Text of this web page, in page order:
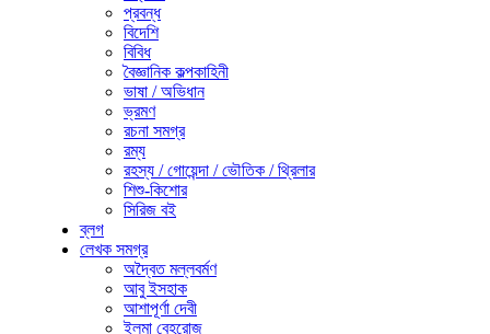
প্রবন্ধ
বিদেশি
বিবিধ
বৈজ্ঞানিক কল্পকাহিনী
ভাষা / অভিধান
ভ্রমণ
রচনা সমগ্র
রম্য
রহস্য / গোয়েন্দা / ভৌতিক / থ্রিলার
শিশু-কিশোর
সিরিজ বই
ব্লগ
লেখক সমগ্র
অদ্বৈত মল্লবর্মণ
আবু ইসহাক
আশাপূর্ণা দেবী
ইলমা বেহরোজ